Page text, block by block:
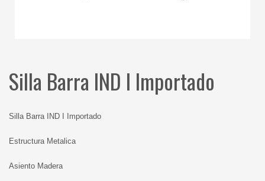
Silla Barra IND I Importado
Silla Barra IND I Importado
Estructura Metalica
Asiento Madera